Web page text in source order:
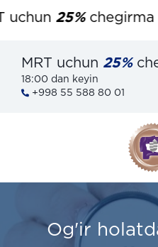
25%chegirma
MRT uchun 25%
18:00 dan keyin
+998 55 588 80 01
Og'ir